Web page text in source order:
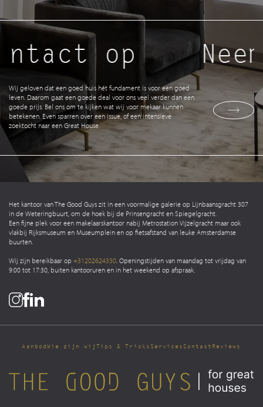
op
Wij geloven dat een goed huis hét fundament is voor een goed
leven. Daarom gaat een goede deal voor ons veel verder dan een
goede prijs. Bel ons om te kijken wat wij voor mekaar kunnen
betekenen. Even sparren over een issue, of een intensieve
zoektocht naar een Great House.
Het kantoor van The Good Guys zit in een voormalige galerie op Lijnbaansgracht 307
in de Weteringbuurt, om de hoek bij de Prinsengracht en Spiegelgracht.
Een fijne plek voor een makelaarskantoor nabij Metrostation Vijzelgracht maar ook
vlakbij Rijksmuseum en Museumplein en op fietsafstand van leuke Amsterdamse
buurten.
Wij zijn bereikbaar op +31202624330 . Openingstijden van maandag tot vrijdag van
9:00 tot 17:30, buiten kantooruren en in het weekend op afspraak.
AanbodWie zijn wijTips & Tricks Services Contact Reviews